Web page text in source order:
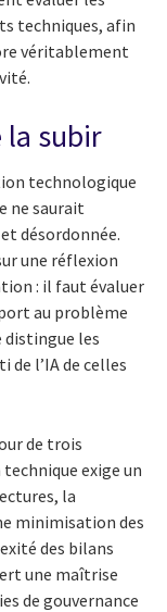
techniques, afin
véritablement
la subir
technologique
ne saurait
désordonnée.
une réflexion
: il faut évaluer
au problème
les
l’IA de celles
de trois
exige un
la
minimisation des
des bilans
une maîtrise
de gouvernance